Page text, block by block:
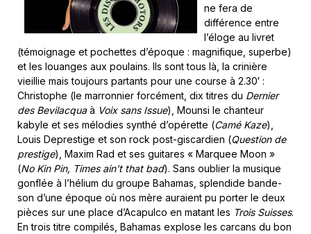
ne fera de
différence entre
l’éloge au livret
(témoignage et pochettes d’époque : magnifique, superbe)
et les louanges aux poulains. Ils sont tous là, la crinière
vieillie mais toujours partants pour une course à 2.30′ :
Christophe (le marronnier forcément, dix titres du Dernier
des Bevilacquaà Voix sans Issue), Mounsi le chanteur
kabyle et ses mélodies synthé d’opérette (Camé Kaze),
Louis Deprestige et son rock post-giscardien (Question de
prestige), Maxim Rad et ses guitares « Marquee Moon »
(No Kin Pin, Times ain’t that bad). Sans oublier la musique
gonflée à l’hélium du groupe Bahamas, splendide bande-
son d’une époque où nos mère auraient pu porter le deux
pièces sur une place d’Acapulco en matant les Trois Suisses.
En trois titre compilés, Bahamas explose les carcans du bon